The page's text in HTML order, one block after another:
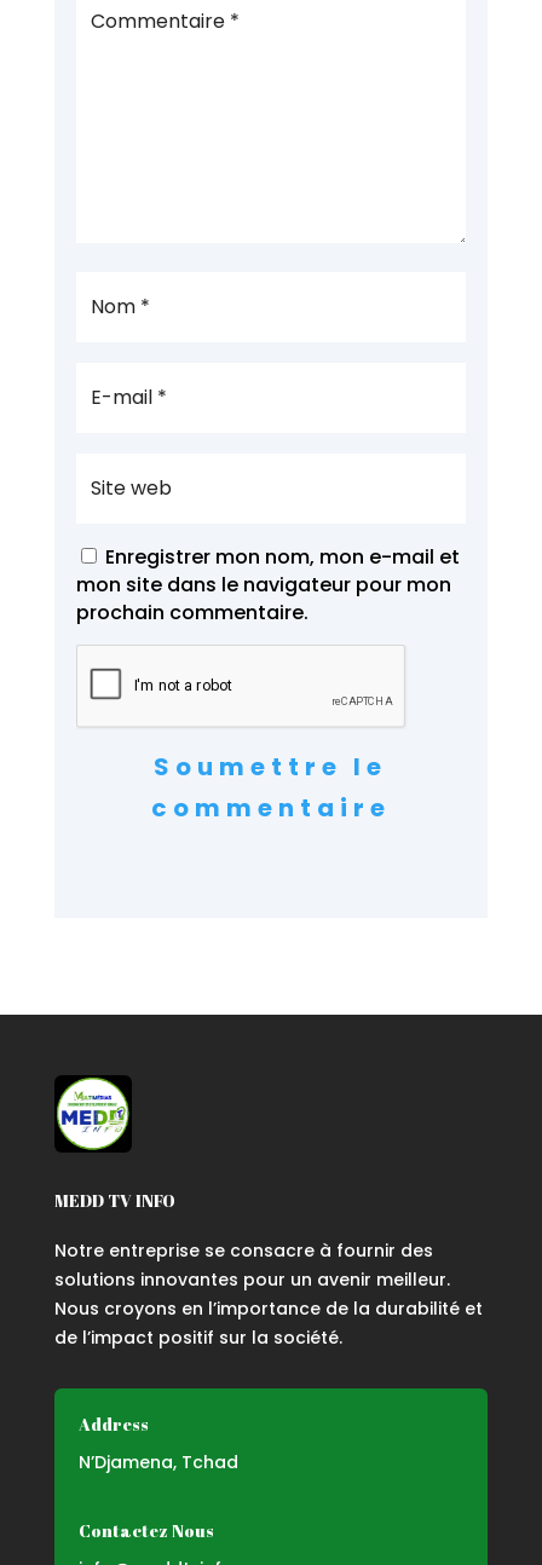
Enregistrer mon nom, mon e-mail et
mon site dans le navigateur pour mon
prochain commentaire.
Soumettre le
commentaire
MEDD TV INFO
Notre entreprise se consacre à fournir des
solutions innovantes pour un avenir meilleur.
Nous croyons en l’importance de la durabilité et
de l’impact positif sur la société.
Address
N’Djamena, Tchad
Contactez Nous